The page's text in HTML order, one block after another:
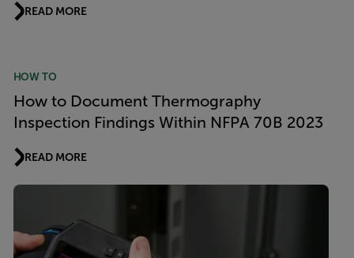
READ MORE
HOW TO
How to Document Thermography
Inspection Findings Within NFPA 70B 2023
READ MORE